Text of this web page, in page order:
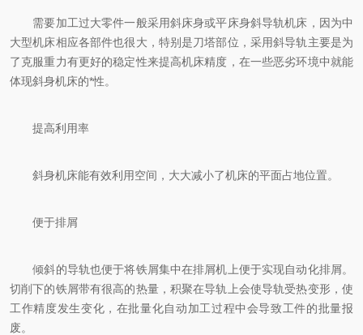
需要加工过大零件一般采用斜床身或平床身斜导轨机床，因为中
大型机床相应各部件也很大，特别是刀塔部位，采用斜导轨主要是为
了克服重力有更好的稳定性来提高机床精度，在一些恶劣环境中就能
体现斜身机床的*性。
提高利用率
斜身机床能有效利用空间，大大减小了机床的平面占地位置。
便于排屑
倾斜的导轨也便于将铁屑集中在排屑机上便于实现自动化排屑。
切削下的铁屑带有很高的热量，积聚在导轨上会使导轨受热变形，使
工作精度发生变化，在批量化自动加工过程中会导致工件的批量报
废。